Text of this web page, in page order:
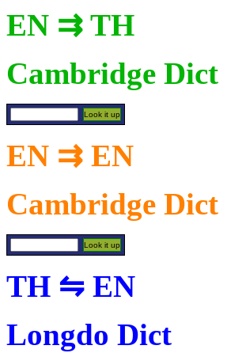
EN ⇉ TH
Cambridge Dict
EN ⇉ EN
Cambridge Dict
TH ⇋ EN
Longdo Dict